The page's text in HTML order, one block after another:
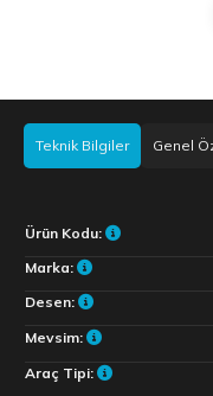
Teknik Bilgiler Genel
Ürün Kodu:
Marka:
Desen:
Mevsim:
Araç Tipi: